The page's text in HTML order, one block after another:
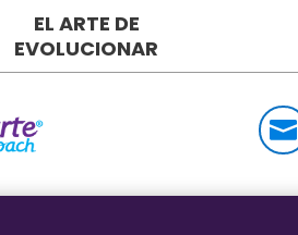
EL ARTE DE
EVOLUCIONAR
